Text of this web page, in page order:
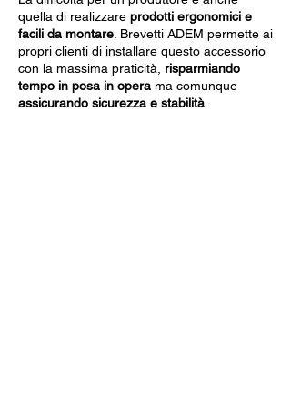
quella di realizzare prodotti ergonomici e
facili da montare . Brevetti ADEM permette ai
propri clienti di installare questo accessorio
con la massima praticità, risparmiando
tempo in posa in opera ma comunque
assicurando sicurezza e stabilità